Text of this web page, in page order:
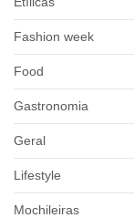
Fashion week
Food
Gastronomia
Geral
Lifestyle
Mochileiras